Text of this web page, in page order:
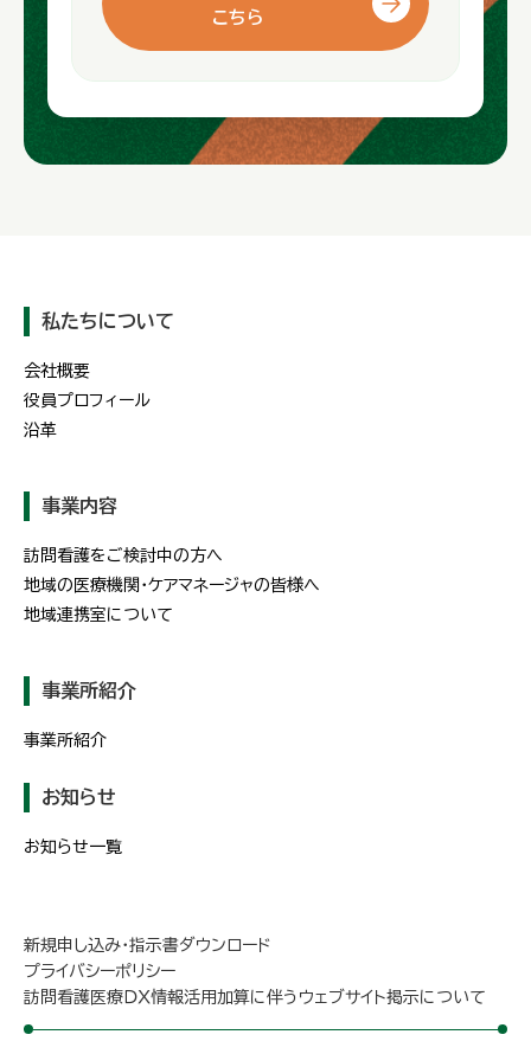
こちら
私たちについて
会社概要
役員プロフィール
沿革
事業内容
訪問看護をご検討中の方へ
地域の医療機関・ケアマネージャの皆様へ
地域連携室について
事業所紹介
事業所紹介
お知らせ
お知らせ一覧
新規申し込み・指示書ダウンロード
プライバシーポリシー
訪問看護医療ＤＸ情報活用加算に伴うウェブサイト掲示について